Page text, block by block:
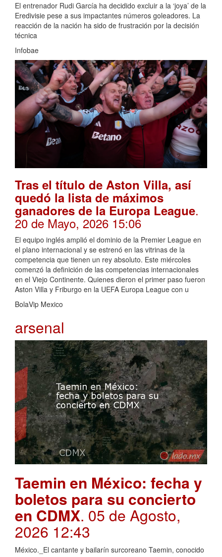
El entrenador Rudi García ha decidido excluir a la ‘joya’ de la
Eredivisie pese a sus impactantes números goleadores. La
reacción de la nación ha sido de frustración por la decisión
técnica
Infobae
Tras el título de Aston Villa, así
quedó la lista de máximos
ganadores de la Europa League.
20 de Mayo, 2026 15:06
El equipo inglés amplió el dominio de la Premier League en
el plano internacional y se estrenó en las vitrinas de la
competencia que tienen un rey absoluto. Este miércoles
comenzó la definición de las competencias internacionales
en el Viejo Continente. Quienes dieron el primer paso fueron
Aston Villa y Friburgo en la UEFA Europa League con u
BolaVip Mexico
arsenal
Taemin en México: fecha y
boletos para su concierto
en CDMX. 05 de Agosto,
2026 12:43
México._El cantante y bailarín surcoreano Taemin, conocido